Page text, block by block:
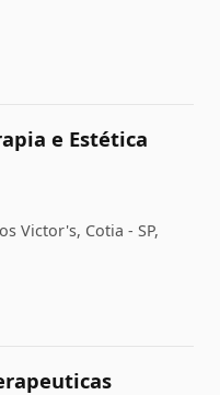
e Estética
Victor's, Cotia - SP,